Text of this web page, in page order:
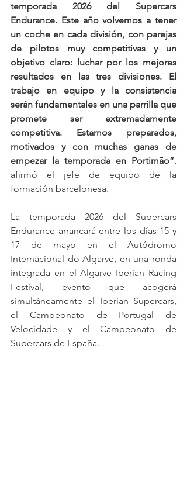
temporada 2026 del Supercars
Endurance. Este año volvemos a tener
un coche en cada división, con parejas
de pilotos muy competitivas y un
objetivo claro: luchar por los mejores
resultados en las tres divisiones. El
trabajo en equipo y la consistencia
serán fundamentales en una parrilla que
promete ser extremadamente
competitiva. Estamos preparados,
motivados y con muchas ganas de
empezar la temporada en Portimão”,
afirmó el jefe de equipo de la
formación barcelonesa.
La temporada 2026 del Supercars
Endurance arrancará entre los días 15 y
17 de mayo en el Autódromo
Internacional do Algarve, en una ronda
integrada en el Algarve Iberian Racing
Festival, evento que acogerá
simultáneamente el Iberian Supercars,
el Campeonato de Portugal de
Velocidade y el Campeonato de
Supercars de España.